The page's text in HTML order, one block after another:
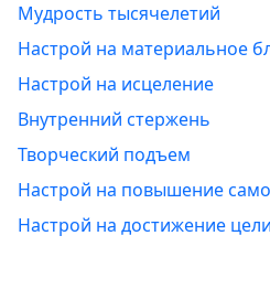
Мудрость тысячелетий
Настрой на материальное
Настрой на исцеление
Внутренний стержень
Творческий подъем
Настрой на повышение
Настрой на достижение цели